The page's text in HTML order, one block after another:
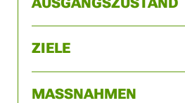
ZIELE
MASSNAHMEN